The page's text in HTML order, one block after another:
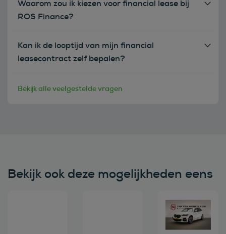
Waarom zou ik kiezen voor financial lease bij
ROS Finance?
Kan ik de looptijd van mijn financial
leasecontract zelf bepalen?
Bekijk alle veelgestelde vragen
Bekijk ook deze mogelijkheden eens
Bekijk deze